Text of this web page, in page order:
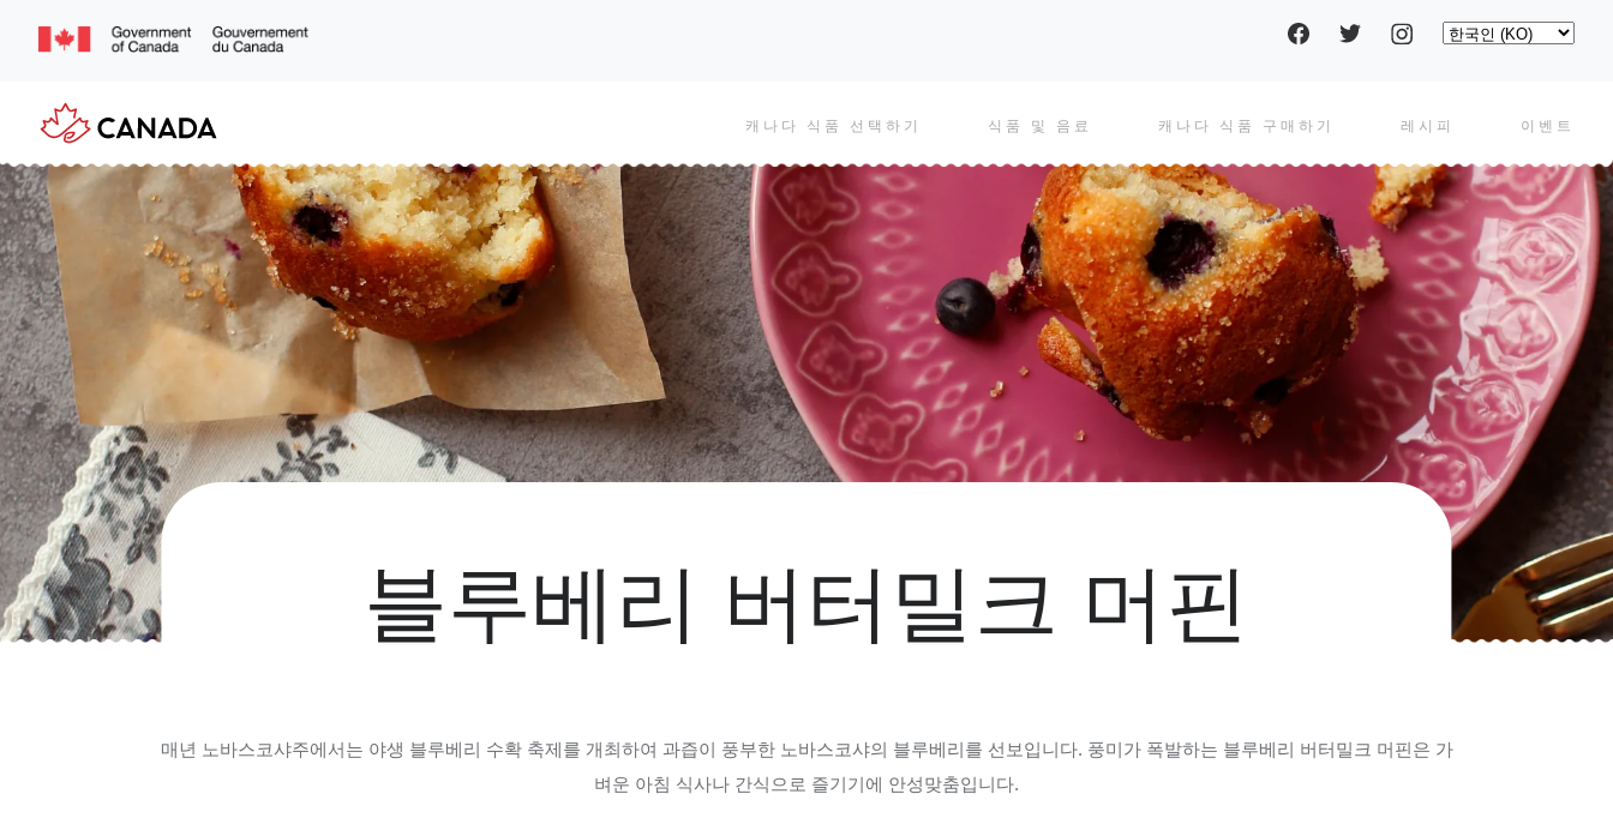
건
너
뛰
기
Social
pages
Select
Main
navigation
캐나다 식품 선택하기 식품 및 음료 캐나다 식품 구매하기 레시피 이벤트
블루베리 버터밀크 머핀
매년 노바스코샤주에서는 야생 블루베리 수확 축제를 개최하여 과즙이 풍부한 노바스코샤의 블루베리를 선보입니다. 풍미가 폭발하는 블루베리 버터밀크 머핀은 가
벼운 아침 식사나 간식으로 즐기기에 안성맞춤입니다.